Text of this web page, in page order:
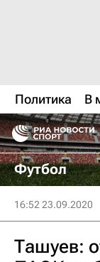
Политика В
Футбол
16:52 23.09.2020
Ташуев: